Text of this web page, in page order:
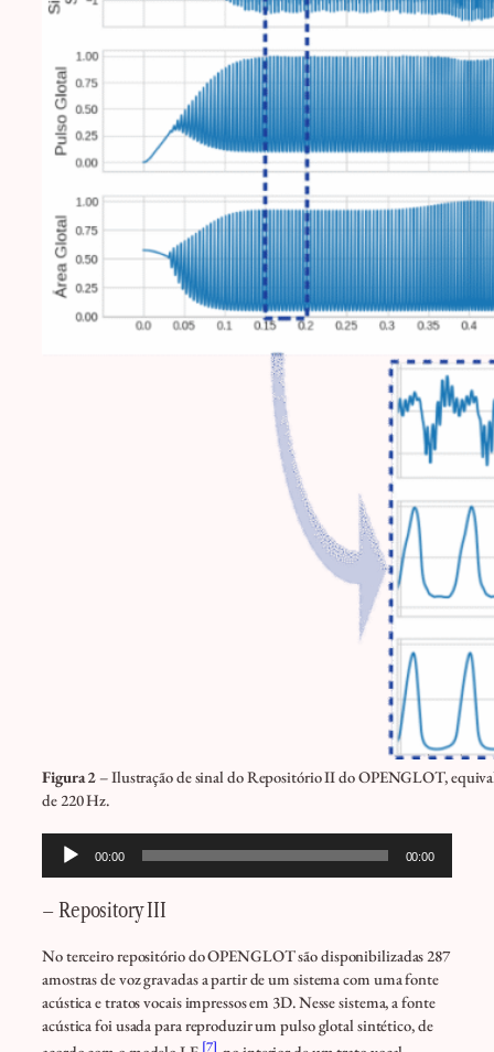
Figura 2 – Ilustração de sinal do Repositório II do OPENGLOT,
de 220 Hz.
Tocador
00:00 00:00
– Repository III
No terceiro repositório do OPENGLOT são disponibilizadas 287
amostras de voz gravadas a partir de um sistema com uma fonte
acústica e tratos vocais impressos em 3D. Nesse sistema, a fonte
acústica foi usada para reproduzir um pulso glotal sintético, de
[7]